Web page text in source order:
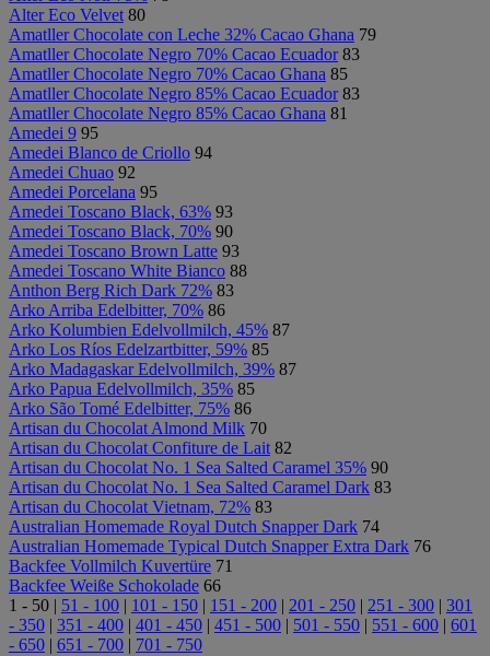
Alter Eco Velvet 80
Amatller Chocolate con Leche 32% Cacao Ghana 79
Amatller Chocolate Negro 70% Cacao Ecuador 83
Amatller Chocolate Negro 70% Cacao Ghana 85
Amatller Chocolate Negro 85% Cacao Ecuador 83
Amatller Chocolate Negro 85% Cacao Ghana 81
Amedei 9 95
Amedei Blanco de Criollo 94
Amedei Chuao 92
Amedei Porcelana 95
Amedei Toscano Black, 63% 93
Amedei Toscano Black, 70% 90
Amedei Toscano Brown Latte 93
Amedei Toscano White Bianco 88
Anthon Berg Rich Dark 72% 83
Arko Arriba Edelbitter, 70% 86
Arko Kolumbien Edelvollmilch, 45% 87
Arko Los Ríos Edelzartbitter, 59% 85
Arko Madagaskar Edelvollmilch, 39% 87
Arko Papua Edelvollmilch, 35% 85
Arko São Tomé Edelbitter, 75% 86
Artisan du Chocolat Almond Milk 70
Artisan du Chocolat Confiture de Lait 82
Artisan du Chocolat No. 1 Sea Salted Caramel 35% 90
Artisan du Chocolat No. 1 Sea Salted Caramel Dark 83
Artisan du Chocolat Vietnam, 72% 83
Australian Homemade Royal Dutch Snapper Dark 74
Australian Homemade Typical Dutch Snapper Extra Dark 76
Backfee Vollmilch Kuvertüre 71
Backfee Weiße Schokolade 66
1 - 50 | 51 - 100 | 101 - 150 | 151 - 200 | 201 - 250 | 251 - 300 | 301
- 350 | 351 - 400 | 401 - 450 | 451 - 500 | 501 - 550 | 551 - 600 | 601
- 650 | 651 - 700 | 701 - 750